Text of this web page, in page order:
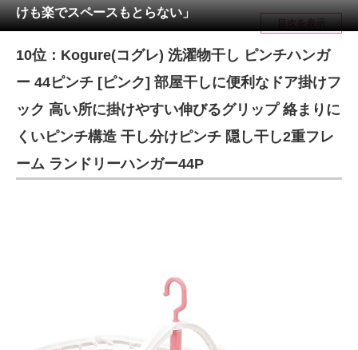
メディア
注目記事を集めた総合ページ
スマホと通信の最新トレンド
進化するPCとデバイスの未来
好きが集まる 比べて選べる
マーケ×ITの今がよく分かる
けも楽でスペースもとらない」
目次を表示
10位：Kogure(コグレ) 洗濯物干し ピンチハンガ
ー 44ピンチ [ピンク] 部屋干しに便利なドア掛けフ
ック 高い所に掛けやすい伸びるグリップ 絡まりに
くいピンチ構造 干し分けピンチ 隠し干し2重フレ
ーム ランドリーハンガー44P